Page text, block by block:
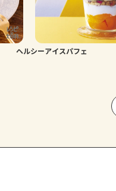
ヘルシーアイスパフェ